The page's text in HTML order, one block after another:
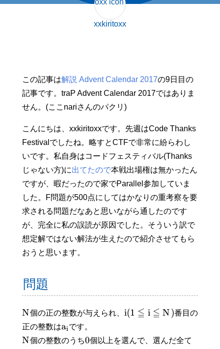
xxkiritoxx
この記事は解説 Advent Calendar 2017の9日目の
記事です。traP Advent Calendar 2017ではありま
せん。(ここnariさんのパクリ)
こんにちは、xxkiritoxxです。先週はCode Thanks
Festivalでしたね。略すとCTFで非常に紛らわし
いです。私自身はコードフェスティバル(Thanks
じゃない方)に出てたので本戦出場権は無かったん
ですが、暇だったので家でParallel参加していま
した。F問題が500点にしてはかなりの重考察を要
求される問題だなあと思いながら通したのです
が、完全に私の誤読が原因でした。そういう訳で
想定解ではない解法が生えたので紹介させてもら
おうと思います。
問題
N個の正の整数が与えられ、 i(1 ≦ i ≦ N)番目の
正の整数はaiです。
N個の整数のうち0個以上を選んで、選んだ全て